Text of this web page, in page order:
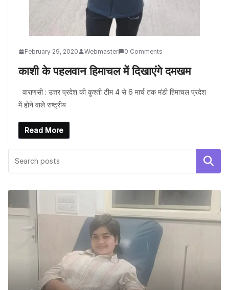
February 29, 2020 Webmaster 0 Comments
काशी के पहलवान हिमाचल में दिखाएंगे दमखम
वाराणसी : उत्तर प्रदेश की कुश्ती टीम 4 से 6 मार्च तक मंडी हिमाचल प्रदेश
में होने वाले राष्ट्रीय
Read More
Search